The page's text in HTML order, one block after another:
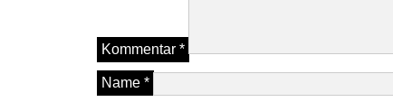
Kommentar *
Name *